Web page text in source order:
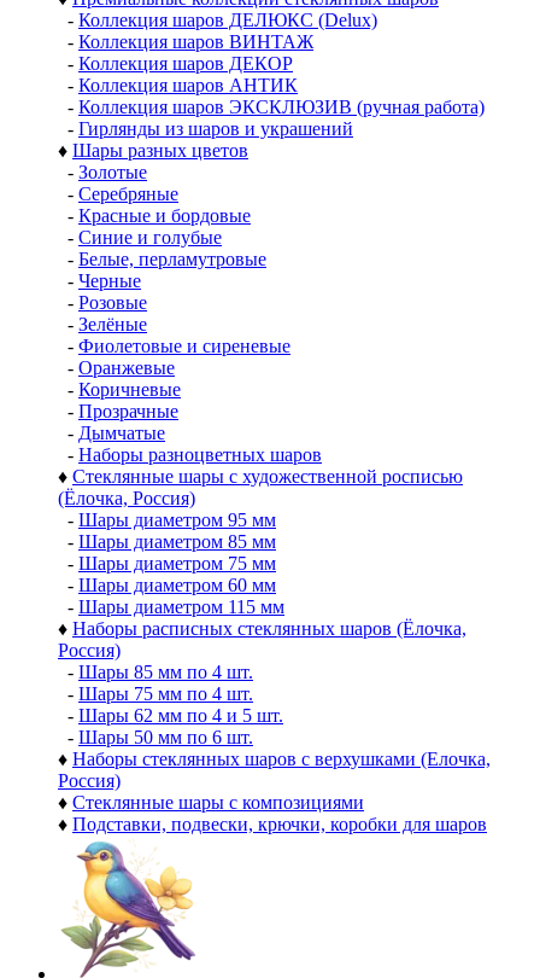
- Коллекция шаров ДЕЛЮКС (Delux)
- Коллекция шаров ВИНТАЖ
- Коллекция шаров ДЕКОР
- Коллекция шаров АНТИК
- Коллекция шаров ЭКСКЛЮЗИВ (ручная работа)
- Гирлянды из шаров и украшений
♦ Шары разных цветов
- Золотые
- Серебряные
- Красные и бордовые
- Синие и голубые
- Белые, перламутровые
- Черные
- Розовые
- Зелёные
- Фиолетовые и сиреневые
- Оранжевые
- Коричневые
- Прозрачные
- Дымчатые
- Наборы разноцветных шаров
♦ Стеклянные шары с художественной росписью
(Ёлочка, Россия)
- Шары диаметром 95 мм
- Шары диаметром 85 мм
- Шары диаметром 75 мм
- Шары диаметром 60 мм
- Шары диаметром 115 мм
♦ Наборы расписных стеклянных шаров (Ёлочка,
Россия)
- Шары 85 мм по 4 шт.
- Шары 75 мм по 4 шт.
- Шары 62 мм по 4 и 5 шт.
- Шары 50 мм по 6 шт.
♦ Наборы стеклянных шаров с верхушками (Елочка,
Россия)
♦ Стеклянные шары с композициями
♦ Подставки, подвески, крючки, коробки для шаров